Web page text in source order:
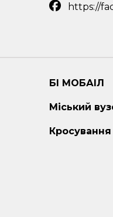
https://
БІ МОБАІЛ
Міський
Кросування